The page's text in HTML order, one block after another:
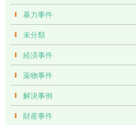
暴力事件
未分類
経済事件
薬物事件
解決事例
財産事件